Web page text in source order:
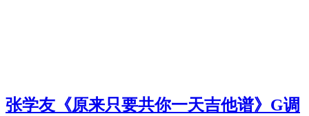
张学友《原来只要共你一天吉他谱》G调